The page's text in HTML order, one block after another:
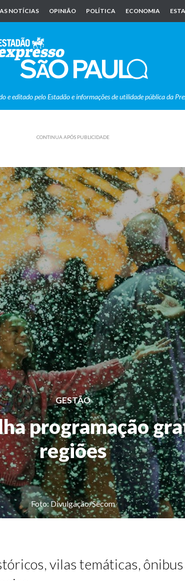
NOTÍCIAS OPINIÃO POLÍTICA ECONOMIA
e editado pelo Estadão e informações de utilidade pública da
CONTINUA APÓS PUBLICIDADE
GESTÃO
programação
regiões
Foto: Divulgação/Secom
vilas temáticas, ônibus